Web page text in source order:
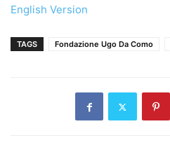
English Version
TAGS Fondazione Ugo Da Como